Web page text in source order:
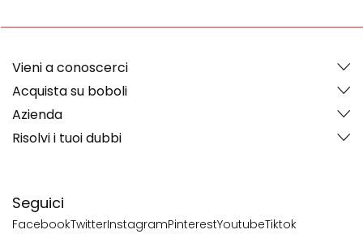
Seguici
FacebookTwitterInstagramPinterestYoutubeTiktok
Vieni a conoscerci
Acquista su boboli
Azienda
Risolvi i tuoi dubbi